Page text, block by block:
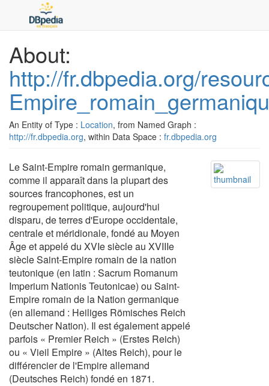
About:
http://fr.dbpedia.org/
An Entity of Type : Location, from Named Graph :
http://fr.dbpedia.org, within Data Space : fr.dbpedia.org
Le Saint-Empire romain germanique,
comme il apparaît dans la plupart des
sources francophones, est un
regroupement politique, aujourd'hui
disparu, de terres d'Europe occidentale,
centrale et méridionale, fondé au Moyen
Âge et appelé du XVIe siècle au XVIIIe
siècle Saint-Empire romain de la nation
teutonique (en latin : Sacrum Romanum
Imperium Nationis Teutonicae) ou Saint-
Empire romain de la Nation germanique
(en allemand : Heiliges Römisches Reich
Deutscher Nation). Il est également appelé
parfois « Premier Reich » (Erstes Reich)
ou « Vieil Empire » (Altes Reich), pour le
différencier de l'Empire allemand
(Deutsches Reich) fondé en 1871.